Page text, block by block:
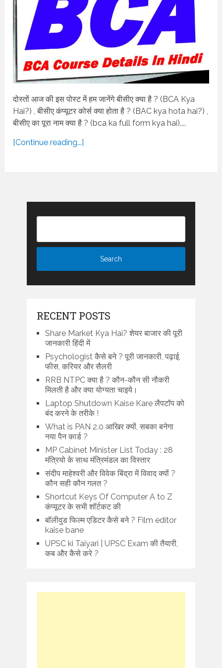
दोस्तों आज की इस पोस्ट में हम जानेंगे बीसीए क्या है ? (BCA Kya
Hai?) , बीसीए कंप्यूटर कोर्स क्या होता है ? (BAC kya hota hai?) ,
बीसीए का पूरा नाम क्या है ? (bca ka full form kya hai),...
[Continue reading...]
RECENT POSTS
Share Market Kya Hai? शेयर बाजार की पूरी
जानकारी हिंदी में
Psychologist कैसे बने ? पूरी जानकारी, पढ़ाई,
फीस, करियर और सैलरी
RRB NTPC क्या है ? कौन-कौन सी नौकरी
मिलती है और क्या योग्यता चाइये।
Laptop Shutdown Kaise Kare लैपटॉप को
बंद करने के तरीके !
What is PAN 2.0 आखिर क्यों, सबका बनेगा
नया पैन कार्ड ?
MP Cabinet Minister List Today : 28
मंत्रियो के साथ मंत्रिमंडल का विस्तार
संदीप माहेश्वरी और विवेक बिंद्रा में विवाद क्यों ?
कौन सही कौन गलत ?
Shortcut Keys Of Computer A to Z
कंप्यूटर के सभी शॉर्टकट की
बॉलीवुड फिल्म एडिटर कैसे बने ? Film editor
kaise bane
UPSC ki Taiyari | UPSC Exam की तैयारी,
कब और कैसे करे ?